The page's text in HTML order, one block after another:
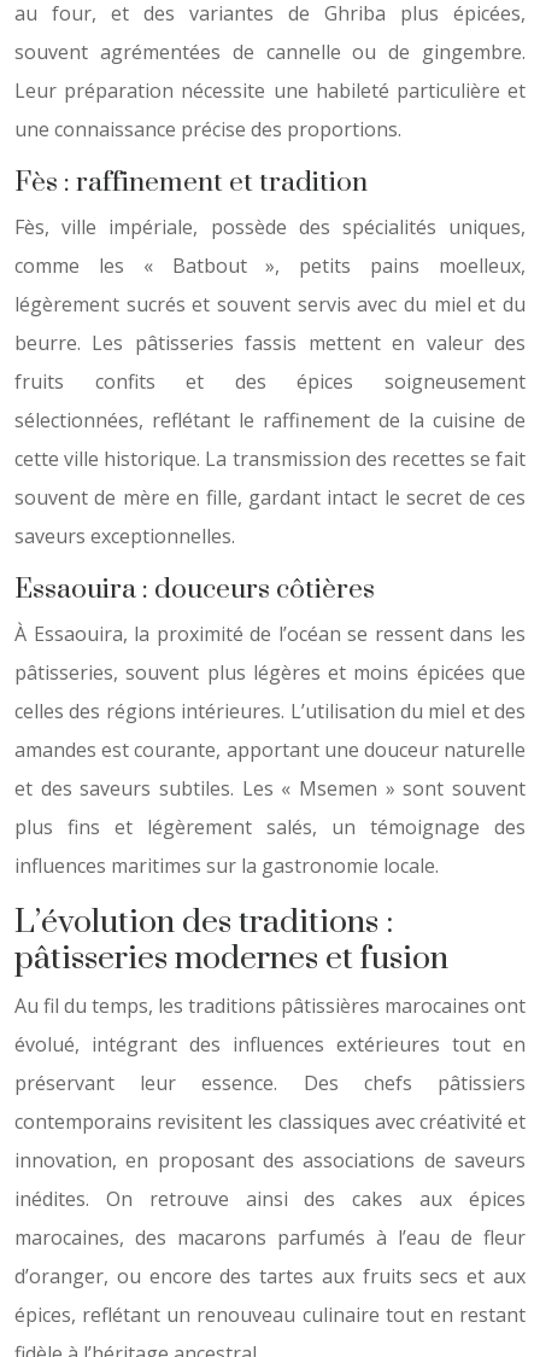
au four, et des variantes de Ghriba plus épicées,
souvent agrémentées de cannelle ou de gingembre.
Leur préparation nécessite une habileté particulière et
une connaissance précise des proportions.
Fès : raffinement et tradition
Fès, ville impériale, possède des spécialités uniques,
comme les « Batbout », petits pains moelleux,
légèrement sucrés et souvent servis avec du miel et du
beurre. Les pâtisseries fassis mettent en valeur des
fruits confits et des épices soigneusement
sélectionnées, reflétant le raffinement de la cuisine de
cette ville historique. La transmission des recettes se fait
souvent de mère en fille, gardant intact le secret de ces
saveurs exceptionnelles.
Essaouira : douceurs côtières
À Essaouira, la proximité de l’océan se ressent dans les
pâtisseries, souvent plus légères et moins épicées que
celles des régions intérieures. L’utilisation du miel et des
amandes est courante, apportant une douceur naturelle
et des saveurs subtiles. Les « Msemen » sont souvent
plus fins et légèrement salés, un témoignage des
influences maritimes sur la gastronomie locale.
L’évolution des traditions :
pâtisseries modernes et fusion
Au fil du temps, les traditions pâtissières marocaines ont
évolué, intégrant des influences extérieures tout en
préservant leur essence. Des chefs pâtissiers
contemporains revisitent les classiques avec créativité et
innovation, en proposant des associations de saveurs
inédites. On retrouve ainsi des cakes aux épices
marocaines, des macarons parfumés à l’eau de fleur
d’oranger, ou encore des tartes aux fruits secs et aux
épices, reflétant un renouveau culinaire tout en restant